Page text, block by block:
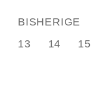
der
BISHERIGE
13
14 15